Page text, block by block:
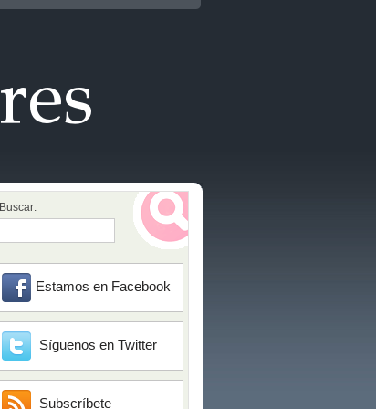
Buscar:
Estamos en Facebook
Síguenos en Twitter
Subscríbete